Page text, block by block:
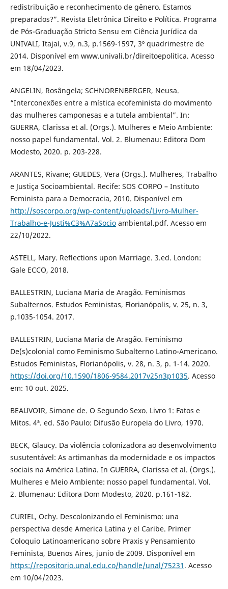
redistribuição e reconhecimento de gênero. Estamos
preparados?”. Revista Eletrônica Direito e Política. Programa
de Pós-Graduação Stricto Sensu em Ciência Jurídica da
UNIVALI, Itajaí, v.9, n.3, p.1569-1597, 3º quadrimestre de
2014. Disponível em www.univali.br/direitoepolitica. Acesso
em 18/04/2023.
ANGELIN, Rosângela; SCHNORENBERGER, Neusa.
“Interconexões entre a mística ecofeminista do movimento
das mulheres camponesas e a tutela ambiental”. In:
GUERRA, Clarissa et al. (Orgs.). Mulheres e Meio Ambiente:
nosso papel fundamental. Vol. 2. Blumenau: Editora Dom
Modesto, 2020. p. 203-228.
ARANTES, Rivane; GUEDES, Vera (Orgs.). Mulheres, Trabalho
e Justiça Socioambiental. Recife: SOS CORPO – Instituto
Feminista para a Democracia, 2010. Disponível em
http://soscorpo.org/wp-content/uploads/Livro-Mulher-
Trabalho-e-Justi%C3%A7aSocioambiental.pdf. Acesso em
22/10/2022.
ASTELL, Mary. Reflections upon Marriage. 3.ed. London:
Gale ECCO, 2018.
BALLESTRIN, Luciana Maria de Aragão. Feminismos
Subalternos. Estudos Feministas, Florianópolis, v. 25, n. 3,
p.1035-1054. 2017.
BALLESTRIN, Luciana Maria de Aragão. Feminismo
De(s)colonial como Feminismo Subalterno Latino-Americano.
Estudos Feministas, Florianópolis, v. 28, n. 3, p. 1-14. 2020.
https://doi.org/10.1590/1806-9584.2017v25n3p1035. Acesso
em: 10 out. 2025.
BEAUVOIR, Simone de. O Segundo Sexo. Livro 1: Fatos e
Mitos. 4ª. ed. São Paulo: Difusão Europeia do Livro, 1970.
BECK, Glaucy. Da violência colonizadora ao desenvolvimento
susutentável: As artimanhas da modernidade e os impactos
sociais na América Latina. In GUERRA, Clarissa et al. (Orgs.).
Mulheres e Meio Ambiente: nosso papel fundamental. Vol.
2. Blumenau: Editora Dom Modesto, 2020. p.161-182.
CURIEL, Ochy. Descolonizando el Feminismo: una
perspectiva desde America Latina y el Caribe. Primer
Coloquio Latinoamericano sobre Praxis y Pensamiento
Feminista, Buenos Aires, junio de 2009. Disponível em
https://repositorio.unal.edu.co/handle/unal/75231 . Acesso
em 10/04/2023.